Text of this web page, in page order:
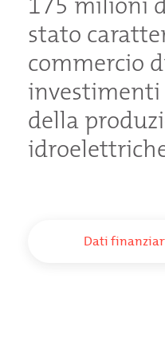
stato
commercio
della
Dati